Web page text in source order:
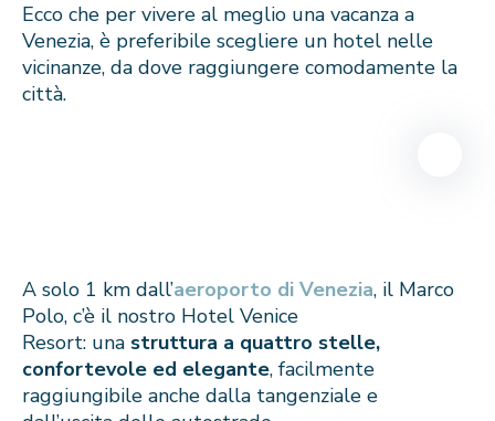
Ecco che per vivere al meglio una vacanza a
Venezia, è preferibile scegliere un hotel nelle
vicinanze, da dove raggiungere comodamente la
città.
A solo 1 km dall’aeroporto di Venezia, il Marco
Polo, c’è il nostro Hotel Venice
Resort: una struttura a quattro stelle,
confortevole ed elegante, facilmente
raggiungibile anche dalla tangenziale e